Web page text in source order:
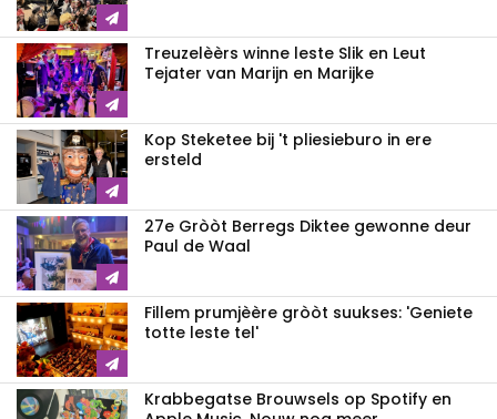
Treuzelèèrs winne leste Slik en Leut
Tejater van Marijn en Marijke
Kop Steketee bij 't pliesieburo in ere
ersteld
27e Gròòt Berregs Diktee gewonne deur
Paul de Waal
Fillem prumjèère gròòt suukses: 'Geniete
totte leste tel'
Krabbegatse Brouwsels op Spotify en